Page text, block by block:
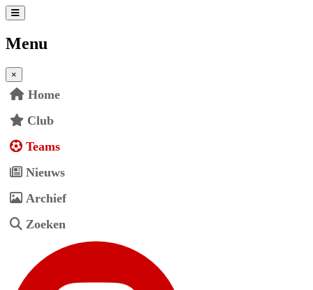
Menu
×
Home
Club
Teams
Nieuws
Archief
Zoeken